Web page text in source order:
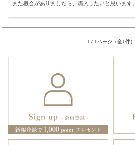
また機会がありましたら、購入したいと思います。
1 / 1ページ（全1件）